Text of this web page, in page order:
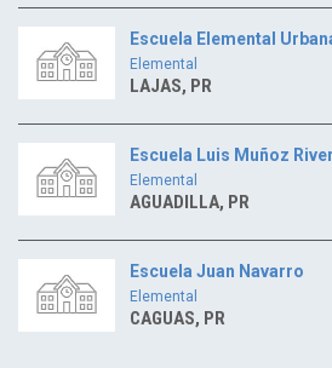
Escuela Elemental
Elemental
LAJAS, PR
Escuela Luis Muñoz
Elemental
AGUADILLA, PR
Escuela Juan Navarro
Elemental
CAGUAS, PR